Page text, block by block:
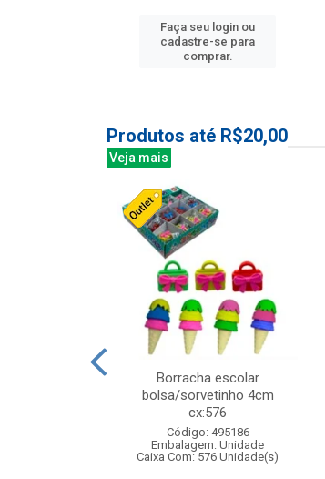
Faça seu login ou
cadastre-se para
comprar.
Produtos até R$20,00
Veja mais
Borracha escolar
bolsa/sorvetinho 4cm
cx:576
Código: 495186
Embalagem: Unidade
Caixa Com: 576 Unidade(s)